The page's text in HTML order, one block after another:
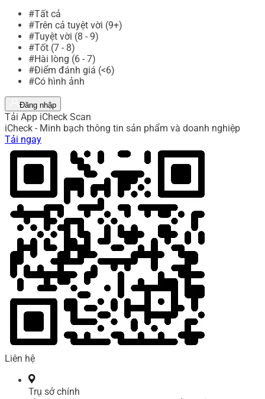
#Tất cả
#Trên cả tuyệt vời (9+)
#Tuyệt vời (8 - 9)
#Tốt (7 - 8)
#Hài lòng (6 - 7)
#Điểm đánh giá (<6)
#Có hình ảnh
Đăng nhập
Tải App iCheck Scan
iCheck - Minh bạch thông tin sản phẩm và doanh nghiệp
Tải ngay
Liên hệ
Trụ sở chính